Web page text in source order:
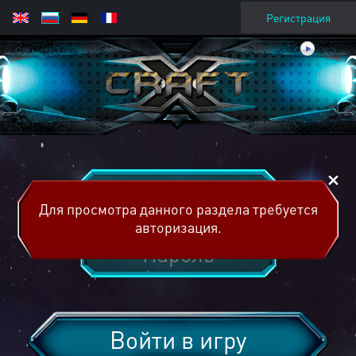
Регистрация
Войти в игру
Для просмотра данного раздела требуется
авторизация.